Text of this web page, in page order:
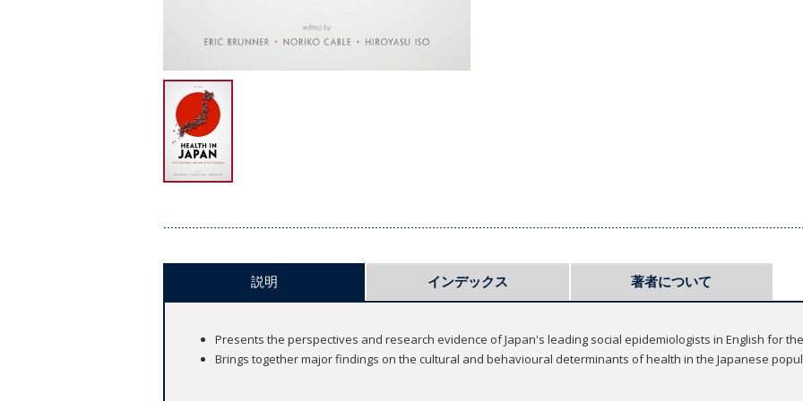
説明 インデックス 著者について
Presents the perspectives and research evidence of Japan's leading social epidemiologists in English for
Brings together major findings on the cultural and behavioural determinants of health in the Japanese